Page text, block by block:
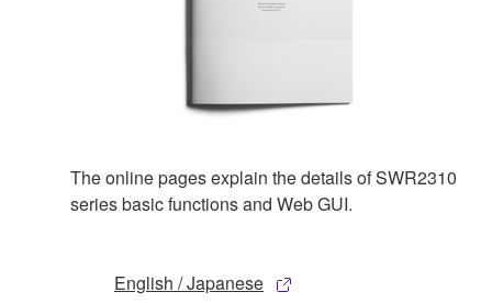
The online pages explain the details of SWR2310
series basic functions and Web GUI.
English / Japanese